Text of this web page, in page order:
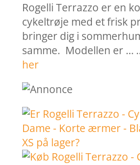
Rogelli Terrazzo er en
cykeltrøje med et frisk
bringer dig i
samme. Modellen er …
her